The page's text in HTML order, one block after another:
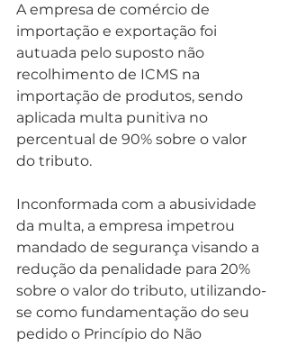
A empresa de comércio de
importação e exportação foi
autuada pelo suposto não
recolhimento de ICMS na
importação de produtos, sendo
aplicada multa punitiva no
percentual de 90% sobre o valor
do tributo.
Inconformada com a abusividade
da multa, a empresa impetrou
mandado de segurança visando a
redução da penalidade para 20%
sobre o valor do tributo, utilizando-
se como fundamentação do seu
pedido o Princípio do Não